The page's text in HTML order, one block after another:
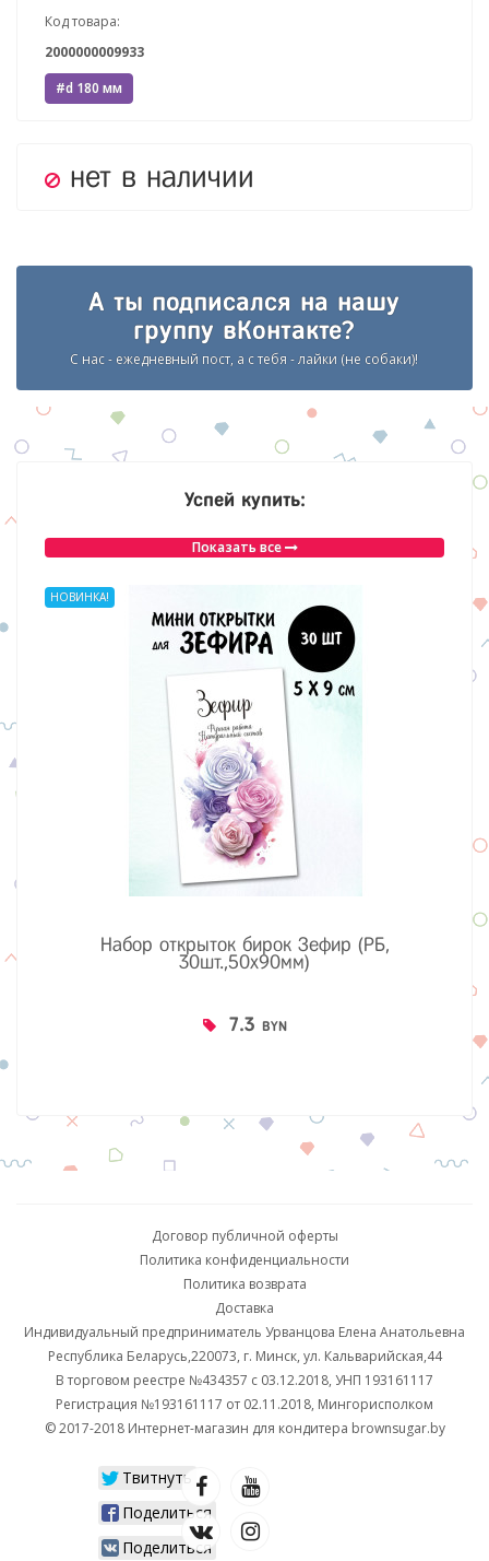
Код товара:
2000000009933
#d 180 мм
нет в наличии
А ты подписался на нашу
группу вКонтакте?
С нас - ежедневный пост, а с тебя - лайки (не собаки)!
Успей купить:
Показать все
НОВИНКА!
Набор открыток бирок Зефир (РБ,
30шт.,50х90мм)
7.3 BYN
Договор публичной оферты
Политика конфиденциальности
Политика возврата
Доставка
Индивидуальный предприниматель Урванцова Елена Анатольевна
Республика Беларусь,220073, г. Минск, ул. Кальварийская,44
В торговом реестре №434357 с 03.12.2018, УНП 193161117
Регистрация №193161117 от 02.11.2018, Мингорисполком
© 2017-2018 Интернет-магазин для кондитера brownsugar.by
Твитнуть
Поделиться
Поделиться